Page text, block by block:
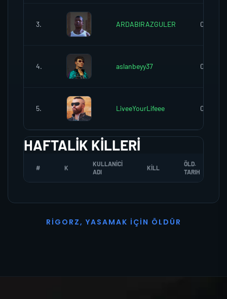
3. ARDABlRAZGULER 0
4. aslanbeyy37 0
5. LiveeYourLifeee 0
HAFTALIK KILLERI
# K
KULLANICI
ADI
KILL
ÖLD.
TARIH
R I G O R Z, YASAMAK İ ÇI N Ö L D Ü R